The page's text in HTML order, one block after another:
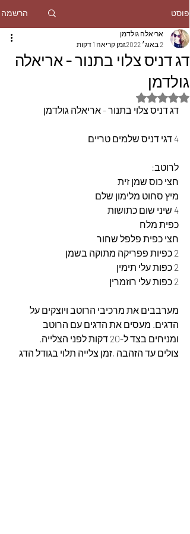
פוסט הרשמה
דג דניס צלוי בתנור - אריאלה
גולדמן
אריאלה גולדמן
2 באוג׳ 2022
זמן קריאה 1 דקות
דירוג של NaN מתוך 5 כוכבים
דג דניס צלוי בתנור - אריאלה גולדמן
4 דגי דניס שלמים טריים
לרוטב:
חצי כוס שמן זית
מיץ סחוט מלימון שלם
4 שיני שום כתושות
כפית מלח
חצי כפית פלפל שחור
2 כפיות פפריקה מתוקה בשמן
2 כפות עלי תימין
2 כפות עלי רוזמרין
מערבבים את מרכיבי הרוטב ויוצקים על
הדגים. מעסים את הדגים עם הרוטב
ומניחים בצד ל-20 דקות לפני הצלייה.
צולים עד הזהבה ,זמן צלייה תלוי בגודל הדג